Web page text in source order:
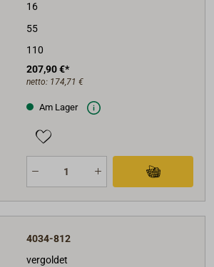
16
55
110
207,90 €*
netto: 174,71 €
Am Lager
4034-812
vergoldet